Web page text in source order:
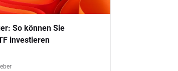
So können Sie
investieren